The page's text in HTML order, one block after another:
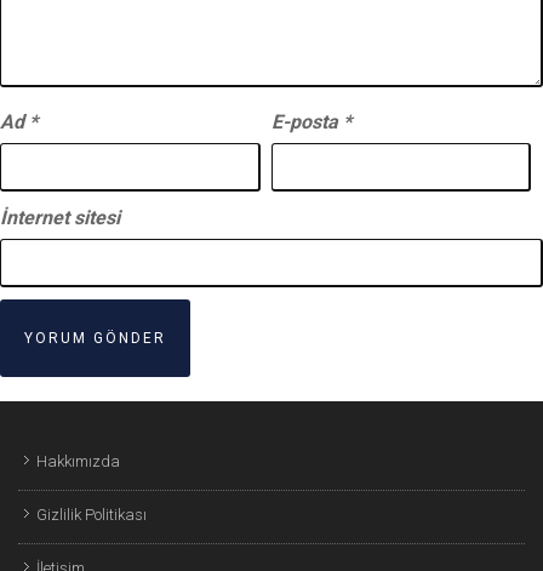
Ad * E-posta *
İnternet sitesi
Hakkımızda
Gizlilik Politikası